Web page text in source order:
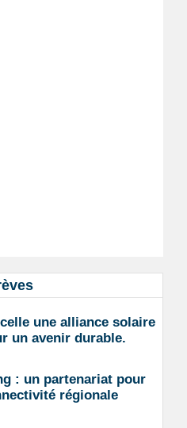
une alliance solaire
un avenir durable.
: un partenariat pour
régionale